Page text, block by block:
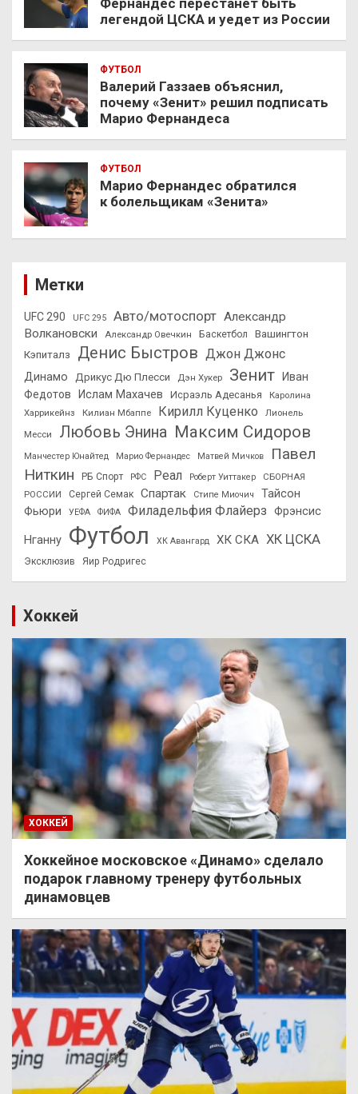
Фернандес перестанет быть
легендой ЦСКА и уедет из России
ФУТБОЛ
Валерий Газзаев объяснил,
почему «Зенит» решил подписать
Марио Фернандеса
ФУТБОЛ
Марио Фернандес обратился
к болельщикам «Зенита»
Метки
UFC 290 UFC 295 Авто/мотоспорт Александр
Волкановски
Александр Овечкин Баскетбол
Вашингтон
Кэпиталз
Денис Быстров Джон Джонс
Динамо Дрикус Дю Плесси Дэн Хукер Зенит
Иван
Федотов
Ислам Махачев Исраэль Адесанья
Каролина
Харрикейнз
Килиан Мбаппе Кирилл Куценко
Лионель
Месси
Любовь Энина Максим Сидоров
Манчестер Юнайтед Марио Фернандес Матвей Мичков
Павел
Ниткин
РБ Спорт РФС Реал Роберт Уиттакер
СБОРНАЯ
РОССИИ
Сергей Семак Спартак Стипе Миочич
Тайсон
Фьюри
УЕФА ФИФА Филадельфия Флайерз Фрэнсис
Нганну Футбол ХК Авангард ХК СКА ХК ЦСКА
Эксклюзив Яир Родригес
Хоккей
ХОККЕЙ
Хоккейное московское «Динамо» сделало
подарок главному тренеру футбольных
динамовцев